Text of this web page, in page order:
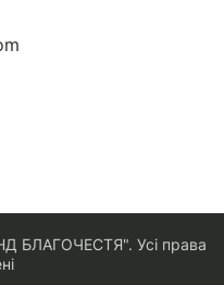
БЛАГОЧЕСТЯ". Усі права